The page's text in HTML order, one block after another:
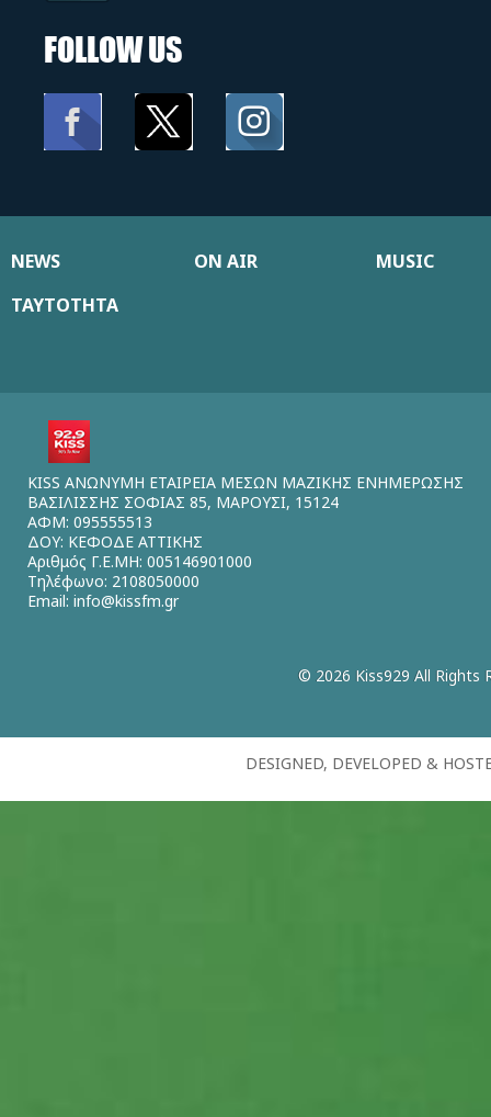
FOLLOW US
NEWS ON AIR
MUSIC
ΤΑΥΤΟΤΗΤΑ
KISS ΑΝΩΝΥΜΗ ΕΤΑΙΡΕΙΑ ΜΕΣΩΝ ΜΑΖΙΚΗΣ ΕΝΗΜΕΡΩΣΗΣ
ΒΑΣΙΛΙΣΣΗΣ ΣΟΦΙΑΣ 85, ΜΑΡΟΥΣΙ, 15124
ΑΦΜ: 095555513
ΔΟΥ: ΚΕΦΟΔΕ ΑΤΤΙΚΗΣ
Αριθμός Γ.Ε.ΜΗ: 005146901000
Τηλέφωνο: 2108050000
Email: info@kissfm.gr
© 2026 Kiss929 All Rights
DESIGNED, DEVELOPED &